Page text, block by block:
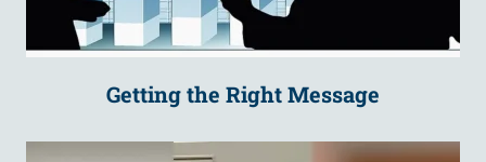
Getting the Right Message